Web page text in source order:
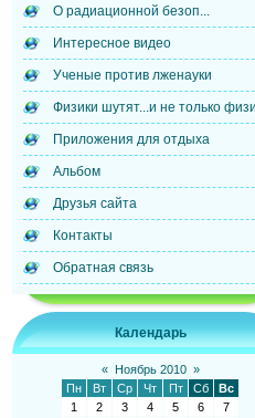
О радиационной безоп...
Интересное видео
Ученые против лженауки
Физики шутят...и не только
Приложения для отдыха
Альбом
Друзья сайта
Контакты
Обратная связь
Календарь
« Ноябрь 2010 »
Пн
Вт Ср Чт Пт Сб
Вс
1
2 3 4 5 6
7